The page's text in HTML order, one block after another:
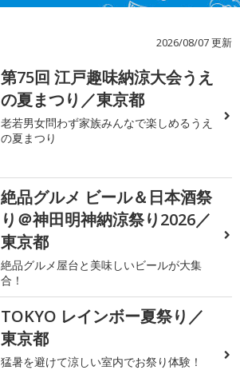
2026/08/07 更新
第75回 江戸趣味納涼大会うえ
の夏まつり／東京都
老若男女問わず家族みんなで楽しめるうえ
の夏まつり
絶品グルメ ビール＆日本酒祭
り＠神田明神納涼祭り2026／
東京都
絶品グルメ屋台と美味しいビールが大集
合！
TOKYO レインボー夏祭り／
東京都
猛暑を避けて涼しい室内でお祭り体験！